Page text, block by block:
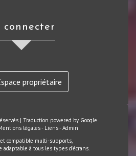
connecter
propriétaire
| Traduction powered by Google
légales- Liens-Admin
compatible multi-supports,
adaptable à tous les types d'écrans.